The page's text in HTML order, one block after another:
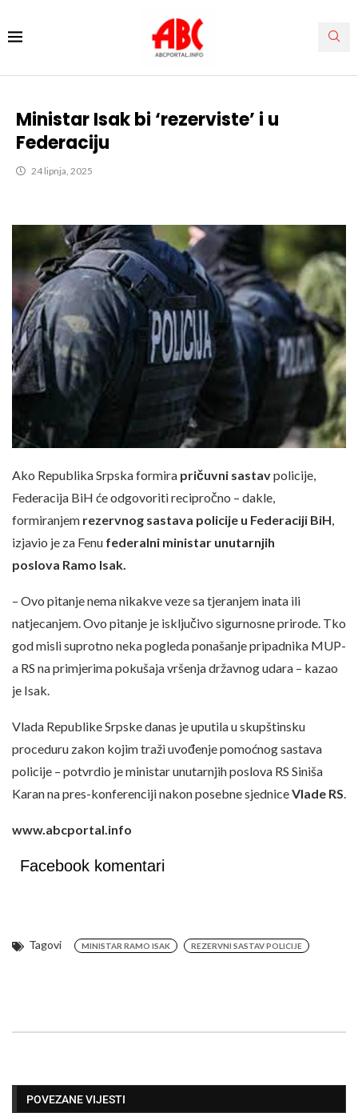
Ministar Isak bi ‘rezerviste’ i u
Federaciju
24 lipnja, 2025
Ako Republika Srpska formira pričuvni sastavpolicije,
Federacija BiH će odgovoriti recipročno – dakle,
formiranjem rezervnog sastava policije u Federaciji BiH,
izjavio je za Fenu federalni ministar unutarnjih
poslova Ramo Isak.
– Ovo pitanje nema nikakve veze sa tjeranjem inata ili
natjecanjem. Ovo pitanje je isključivo sigurnosne prirode. Tko
god misli suprotno neka pogleda ponašanje pripadnika MUP-
a RS na primjerima pokušaja vršenja državnog udara – kazao
je Isak.
Vlada Republike Srpske danas je uputila u skupštinsku
proceduru zakon kojim traži uvođenje pomoćnog sastava
policije – potvrdio je ministar unutarnjih poslova RS Siniša
Karan na pres-konferenciji nakon posebne sjedniceVlade RS.
www.abcportal.info
Facebook komentari
Tagovi MINISTAR RAMO ISAK REZERVNI SASTAV POLICIJE
POVEZANE VIJESTI